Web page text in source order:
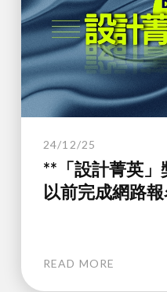
24/12/25
**「設計菁英
以前完成網路報
READ MORE